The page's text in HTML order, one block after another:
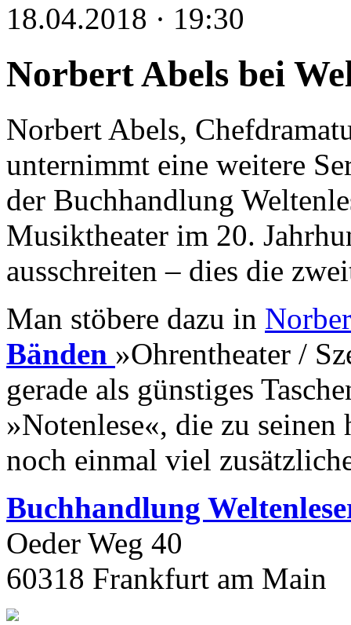
18.04.2018 · 19:30
Norbert Abels bei
Norbert Abels,
unternimmt eine weitere
der Buchhandlung
Musiktheater im 20.
ausschreiten – dies die
Man stöbere dazu in
Bänden »Ohrentheater /
gerade als günstiges
»Notenlese«, die zu
noch einmal viel
Buchhandlung
Oeder Weg 40
60318 Frankfurt am Main